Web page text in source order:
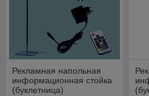
Рекламная напольная
информационная стойка
(буклетница)